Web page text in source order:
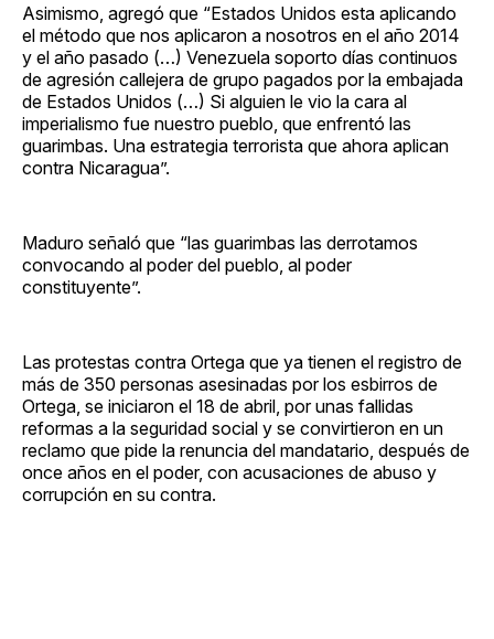
Asimismo, agregó que “Estados Unidos esta aplicando
el método que nos aplicaron a nosotros en el año 2014
y el año pasado (…) Venezuela soporto días continuos
de agresión callejera de grupo pagados por la embajada
de Estados Unidos (…) Si alguien le vio la cara al
imperialismo fue nuestro pueblo, que enfrentó las
guarimbas. Una estrategia terrorista que ahora aplican
contra Nicaragua”.
Maduro señaló que “las guarimbas las derrotamos
convocando al poder del pueblo, al poder
constituyente”.
Las protestas contra Ortega que ya tienen el registro de
más de 350 personas asesinadas por los esbirros de
Ortega, se iniciaron el 18 de abril, por unas fallidas
reformas a la seguridad social y se convirtieron en un
reclamo que pide la renuncia del mandatario, después de
once años en el poder, con acusaciones de abuso y
corrupción en su contra.